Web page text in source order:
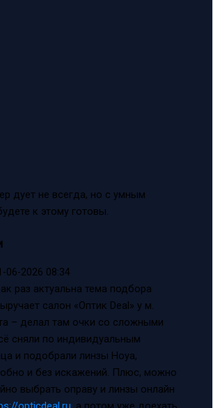
дует не всегда, но с умным
к этому готовы.
06-2026 08:34
раз актуальна тема подбора
салон «Оптик Deal» у м.
– делал там очки со сложными
сняли по индивидуальным
и подобрали линзы Hoya,
и без искажений. Плюс, можно
выбрать оправу и линзы онлайн